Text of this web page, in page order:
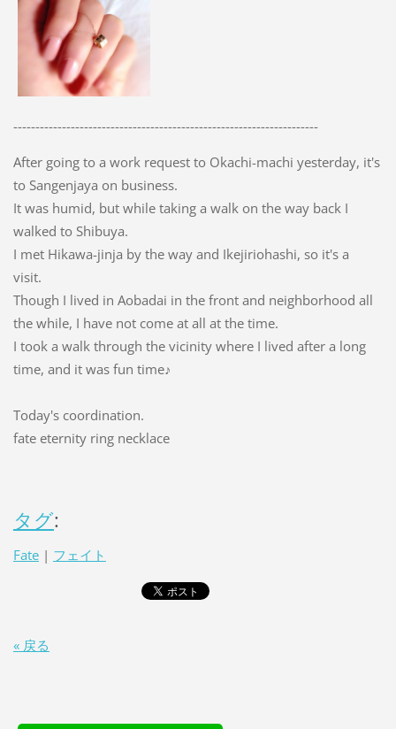
---------------------------------------------------------------------
After going to a work request to Okachi-machi yesterday, it's
to Sangenjaya on business.
It was humid, but while taking a walk on the way back I
walked to Shibuya.
I met Hikawa-jinja by the way and Ikejiriohashi, so it's a
visit.
Though I lived in Aobadai in the front and neighborhood all
the while, I have not come at all at the time.
I took a walk through the vicinity where I lived after a long
time, and it was fun time♪
Today's coordination.
fate eternity ring necklace
タグ:
Fate | フェイト
« 戻る